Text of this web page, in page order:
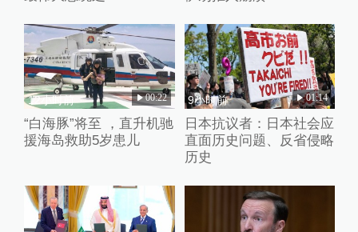
12小时前 00:22
“白海豚”将至 ，直升机驰
援海岛救助5岁患儿
9小时前 01:14
日本抗议者：日本社会应
直面历史问题、反省侵略
历史